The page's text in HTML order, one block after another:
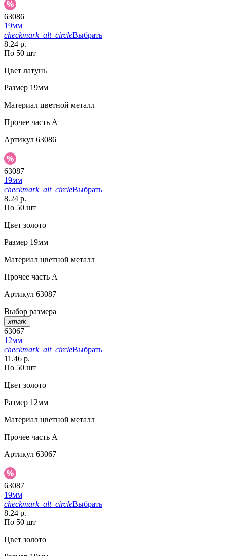
63086
19мм
checkmark_alt_circleВыбрать
8.24 р.
По 50 шт
Цвет латунь
Размер 19мм
Материал цветной металл
Прочее часть A
Артикул 63086
63087
19мм
checkmark_alt_circleВыбрать
8.24 р.
По 50 шт
Цвет золото
Размер 19мм
Материал цветной металл
Прочее часть A
Артикул 63087
Выбор размера
xmark
63067
12мм
checkmark_alt_circleВыбрать
11.46 р.
По 50 шт
Цвет золото
Размер 12мм
Материал цветной металл
Прочее часть A
Артикул 63067
63087
19мм
checkmark_alt_circleВыбрать
8.24 р.
По 50 шт
Цвет золото